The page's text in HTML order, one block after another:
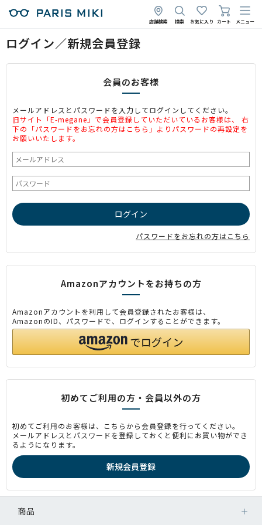
店舗検索 検索 お気に入り カート メニュー
ログイン／新規会員登録
会員のお客様
メールアドレスとパスワードを入力してログインしてください。
旧サイト「E-megane」で会員登録していただいているお客様は、 右
下の「パスワードをお忘れの方はこちら」よりパスワードの再設定を
お願いいたします。
パスワードをお忘れの方はこちら
Amazonアカウントをお持ちの方
Amazonアカウントを利用して会員登録されたお客様は、
AmazonのID、パスワードで、ログインすることができます。
初めてご利用の方・会員以外の方
初めてご利用のお客様は、こちらから会員登録を行ってください。
メールアドレスとパスワードを登録しておくと便利にお買い物ができ
るようになります。
商品